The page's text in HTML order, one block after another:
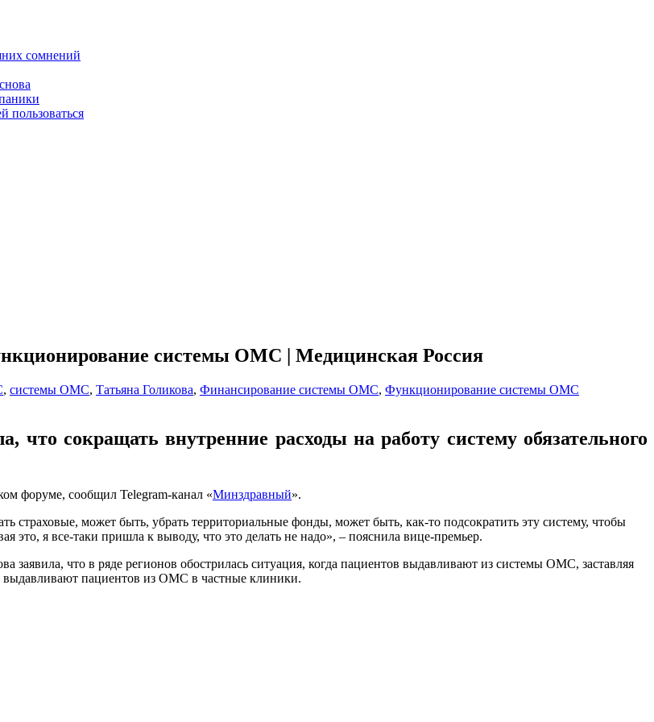
сомнений
пользоваться
системы ОМС | Медицинская Россия
, системы ОМС, Татьяна Голикова, Финансирование системы ОМС, Функционирование системы ОМС
что сокращать внутренние расходы на работу систему обязательного
форуме, сообщил Telegram-канал «Минздравный».
страховые, может быть, убрать территориальные фонды, может быть, как-то подсократить эту систему, чтобы
это, я все-таки пришла к выводу, что это делать не надо», – пояснила вице-премьер.
заявила, что в ряде регионов обострилась ситуация, когда пациентов выдавливают из системы ОМС, заставляя
выдавливают пациентов из ОМС в частные клиники.